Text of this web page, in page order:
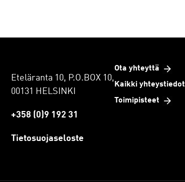
Eteläranta 10, P.O.BOX 10,
00131 HELSINKI
+358 (0)9 192 31
Tietosuojaseloste
Ota yhteyttä
Kaikki yhteystiedot
Toimipisteet